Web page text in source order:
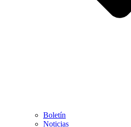
Boletín
Noticias